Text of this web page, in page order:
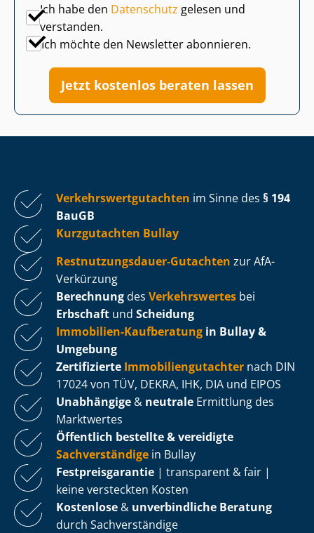
Ich habe den Datenschutz gelesen und
verstanden.
Ich möchte den Newsletter abonnieren.
Jetzt kostenlos beraten lassen
Ver­kehrs­wert­gut­ach­ten im Sinne des § 194
BauGB
Kurzgutachten Bullay
Rest­nut­zungs­dau­er-Gutachten zur AfA-
Verkürzung
Berechnung des Verkehrswertes bei
Erbschaft und Scheidung
Immobilien-Kaufberatung in Bullay &
Umgebung
Zertifizierte Im­mo­bi­li­en­gut­ach­ter nach DIN
17024 von TÜV, DEKRA, IHK, DIA und EIPOS
Unabhängige & neutrale Ermittlung des
Marktwertes
Öffentlich bestellte & vereidigte
Sachverständige in Bullay
Fest­preis­ga­ran­tie | transparent & fair |
keine versteckten Kosten
Kostenlose & unverbindliche Beratung
durch Sachverständige